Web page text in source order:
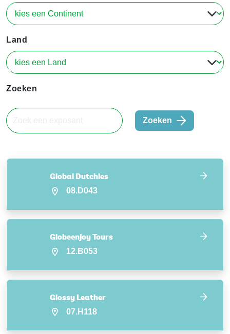
Land
Zoeken
Zoeken
Global Dutchies
08.D043
Globeenjoy Tours
12.B053
Glossy Leather
07.H118